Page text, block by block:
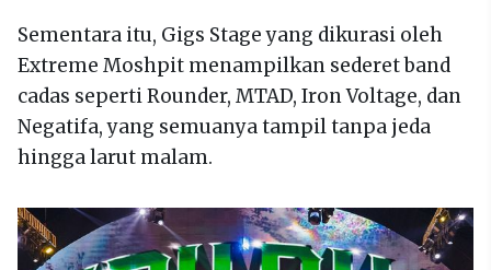
Sementara itu, Gigs Stage yang dikurasi oleh
Extreme Moshpit menampilkan sederet band
cadas seperti Rounder, MTAD, Iron Voltage, dan
Negatifa, yang semuanya tampil tanpa jeda
hingga larut malam.